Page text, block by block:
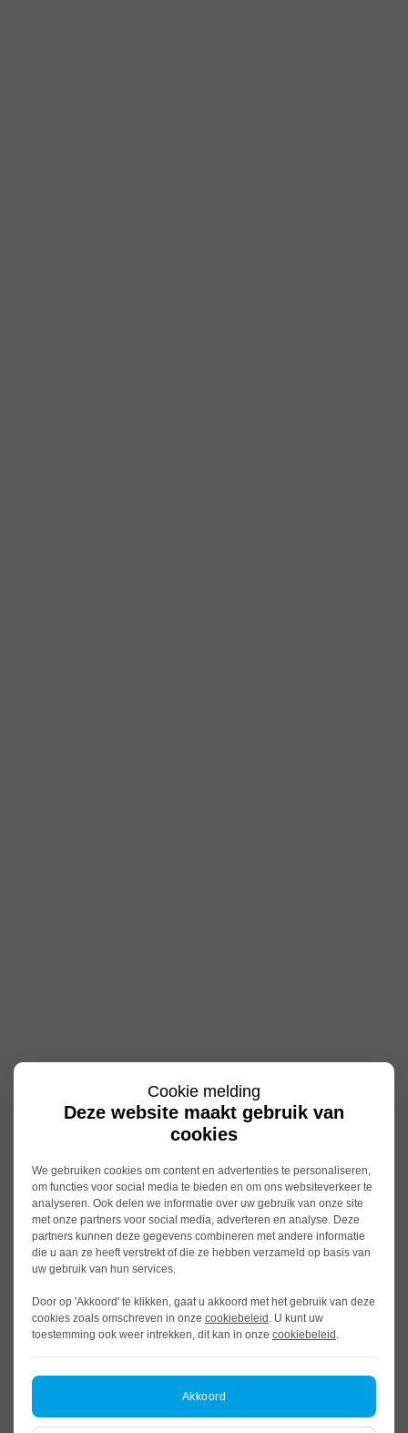
Cookie melding
Deze website maakt gebruik van
cookies
We gebruiken cookies om content en advertenties te personaliseren,
om functies voor social media te bieden en om ons websiteverkeer te
analyseren. Ook delen we informatie over uw gebruik van onze site
met onze partners voor social media, adverteren en analyse. Deze
partners kunnen deze gegevens combineren met andere informatie
die u aan ze heeft verstrekt of die ze hebben verzameld op basis van
uw gebruik van hun services.
Door op 'Akkoord' te klikken, gaat u akkoord met het gebruik van deze
cookies zoals omschreven in onze cookiebeleid . U kunt uw
toestemming ook weer intrekken, dit kan in onze cookiebeleid .
Akkoord